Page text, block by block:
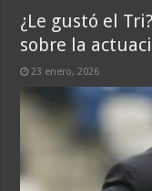
¿Le gustó el
sobre la
23 enero, 2026